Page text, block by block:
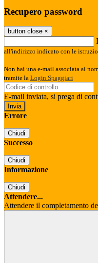
Recupero password
button close ×
all'indirizzo indicato con le
Non hai una e-mail associata al
tramite la Login Spaggiari
E-mail inviata, si prega di
Errore
Chiudi
Successo
Chiudi
Informazione
Chiudi
Attendere...
Attendere il completamento